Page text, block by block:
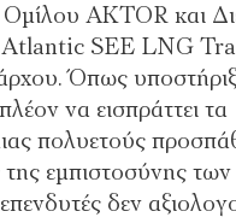
AKTOR και
Atlantic SEE LNG
Όπως
να εισπράττει τα
πολυετούς
εμπιστοσύνης
δεν